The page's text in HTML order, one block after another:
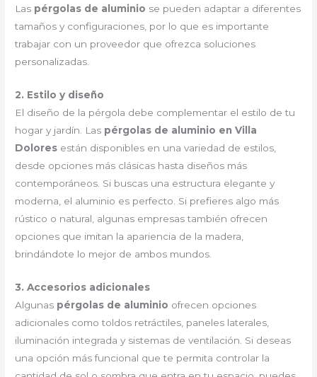
Las pérgolas de aluminio se pueden adaptar a diferentes
tamaños y configuraciones, por lo que es importante
trabajar con un proveedor que ofrezca soluciones
personalizadas.
2. Estilo y diseño
El diseño de la pérgola debe complementar el estilo de tu
hogar y jardín. Las pérgolas de aluminio en Villa
Dolores están disponibles en una variedad de estilos,
desde opciones más clásicas hasta diseños más
contemporáneos. Si buscas una estructura elegante y
moderna, el aluminio es perfecto. Si prefieres algo más
rústico o natural, algunas empresas también ofrecen
opciones que imitan la apariencia de la madera,
brindándote lo mejor de ambos mundos.
3. Accesorios adicionales
Algunas pérgolas de aluminio ofrecen opciones
adicionales como toldos retráctiles, paneles laterales,
iluminación integrada y sistemas de ventilación. Si deseas
una opción más funcional que te permita controlar la